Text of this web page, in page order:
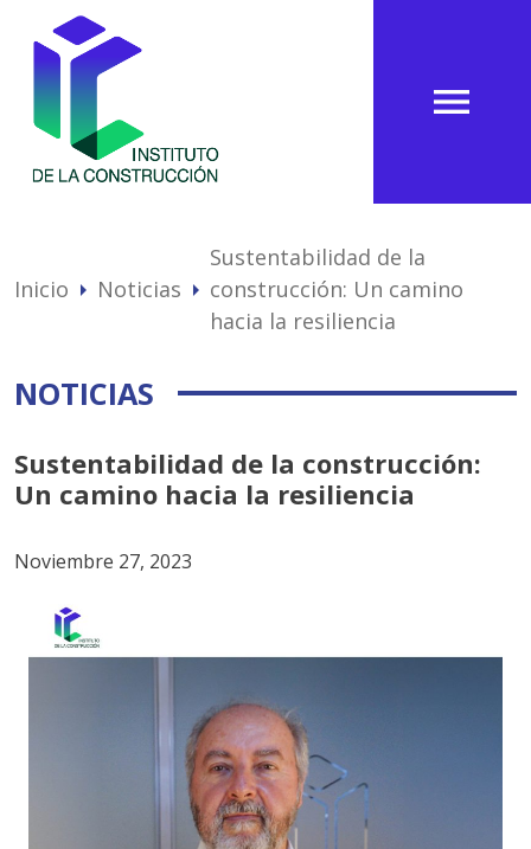
menu
Inicio arrow_right Noticias arrow_right
Sustentabilidad de la
construcción: Un camino
hacia la resiliencia
NOTICIAS
Sustentabilidad de la construcción:
Un camino hacia la resiliencia
Noviembre 27, 2023